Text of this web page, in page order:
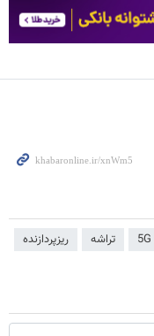
تراشه ریزپردازنده